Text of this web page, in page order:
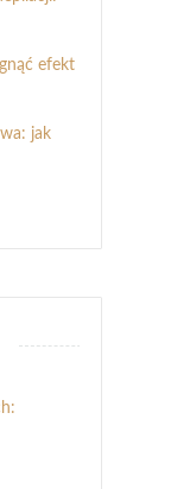
efekt
jak